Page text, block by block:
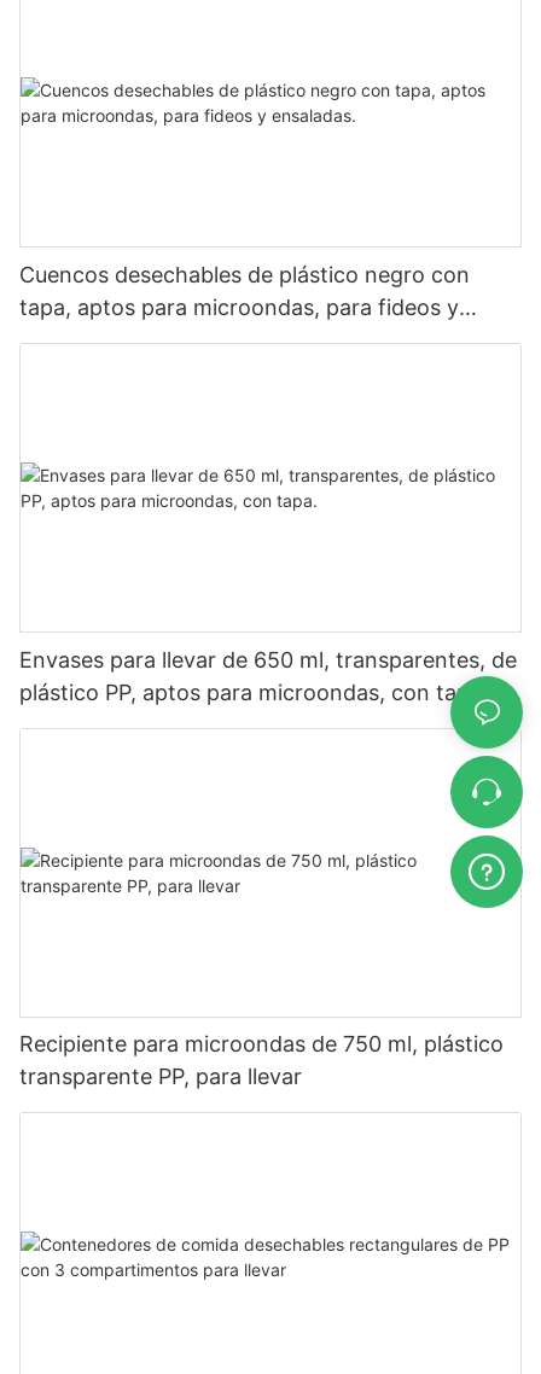
Cuencos desechables de plástico negro con
tapa, aptos para microondas, para fideos y
ensaladas.
Envases para llevar de 650 ml, transparentes, de
plástico PP, aptos para microondas, con tapa.
Recipiente para microondas de 750 ml, plástico
transparente PP, para llevar